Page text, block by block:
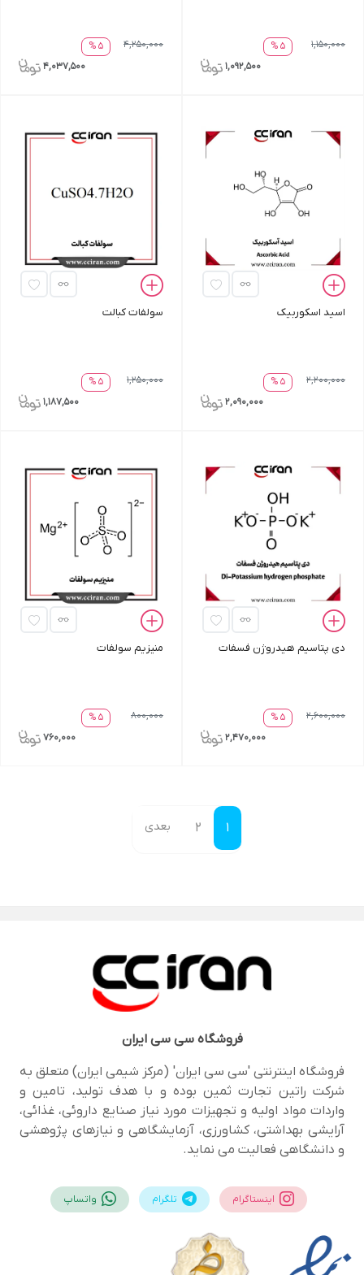
5 %
1,150,000
1,092,500
5 %
4,250,000
4,037,500
اسید اسکوربیک
5 %
2,200,000
2,090,000
سولفات کبالت
5 %
1,250,000
1,187,500
دی پتاسیم هیدروژن فسفات
5 %
2,600,000
2,470,000
منیزیم سولفات
5 %
800,000
760,000
1
2 بعدی
فروشگاهسی سی ایران
فروشگاه اینترنتی 'سی سی ایران' (مرکز شیمی ایران) متعلق به
شرکت راتین تجارت ثمین بوده و با هدف تولید، تامین و
واردات مواد اولیه و تجهیزات مورد نیاز صنایع داروئی، غذائی،
آرایشی بهداشتی، کشاورزی، آزمایشگاهی و نیازهای پژوهشی
و دانشگاهی فعالیت می نماید.
اینستاگرام تلگرام واتساپ